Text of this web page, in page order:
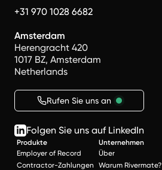
+31 970 1028 6682
Amsterdam
Herengracht 420
1017 BZ, Amsterdam
Netherlands
Rufen Sie uns an
Folgen Sie uns auf LinkedIn
Produkte
Employer of Record
Contractor-Zahlungen
Unternehmen
Über
Warum Rivermate?